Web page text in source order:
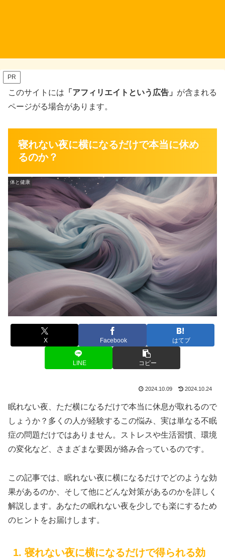
PR
このサイトには 「アフィリエイトという広告」 が含まれる
ページがる場合があります。
寝れない夜に横になるだけで本当に休め
るのか？
体と健康
X Facebook はてブ
LINE コピー
2024.10.09 2024.10.24
眠れない夜、ただ横になるだけで本当に休息が取れるので
しょうか？多くの人が経験するこの悩み、実は単なる不眠
症の問題だけではありません。ストレスや生活習慣、環境
の変化など、さまざまな要因が絡み合っているのです。
この記事では、眠れない夜に横になるだけでどのような効
果があるのか、そして他にどんな対策があるのかを詳しく
解説します。あなたの眠れない夜を少しでも楽にするため
のヒントをお届けします。
1. 寝れない夜に横になるだけで得られる効